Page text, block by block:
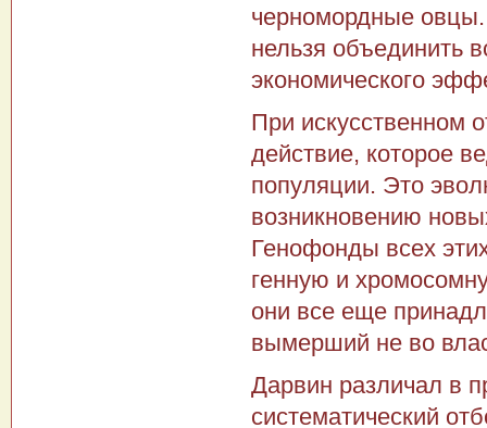
черномордные
нельзя объединить
экономического
При искусственном
действие, которое
популяции. Это
возникновению
Генофонды всех
генную и
они все еще
вымерший не во
Дарвин различал в
систематический